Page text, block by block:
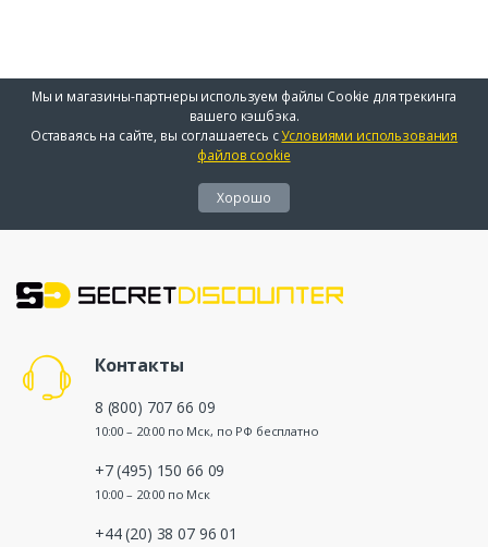
Мы и магазины-партнеры используем файлы Cookie для трекинга
вашего кэшбэка.
Оставаясь на сайте, вы соглашаетесь сУсловиями использования
файлов cookie
Хорошо
Контакты
8 (800) 707 66 09
10:00 – 20:00 по Мск, по РФ бесплатно
+7 (495) 150 66 09
10:00 – 20:00 по Мск
+44 (20) 38 07 96 01